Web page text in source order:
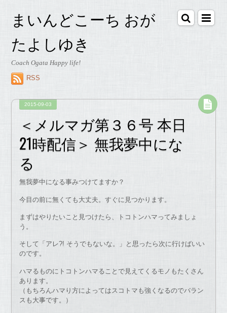
まいんどこーち おが
たよしゆき
Coach Ogata Happy life!
RSS
2015-09-03
＜メルマガ第３６号 本日
21時配信＞ 無我夢中にな
る
無我夢中になる事みつけてますか？
今目の前に無くても大丈夫。すぐに見つかります。
まずはやりたいこと見つけたら、トコトンハマってみましょ
う。
そして「アレ?! そうでもないな。」と思ったら次に行けばいい
のです。
ハマるものにトコトンハマることで見えてくるモノもたくさん
あります。
（もちろんハマり方によってはスコトマも強くなるのでバラン
スも大事です。）